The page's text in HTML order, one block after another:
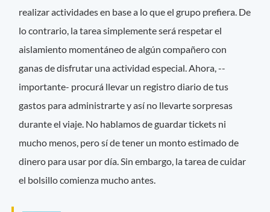
realizar actividades en base a lo que el grupo prefiera. De
lo contrario, la tarea simplemente será respetar el
aislamiento momentáneo de algún compañero con
ganas de disfrutar una actividad especial. Ahora, --
importante- procurá llevar un registro diario de tus
gastos para administrarte y así no llevarte sorpresas
durante el viaje. No hablamos de guardar tickets ni
mucho menos, pero sí de tener un monto estimado de
dinero para usar por día. Sin embargo, la tarea de cuidar
el bolsillo comienza mucho antes.